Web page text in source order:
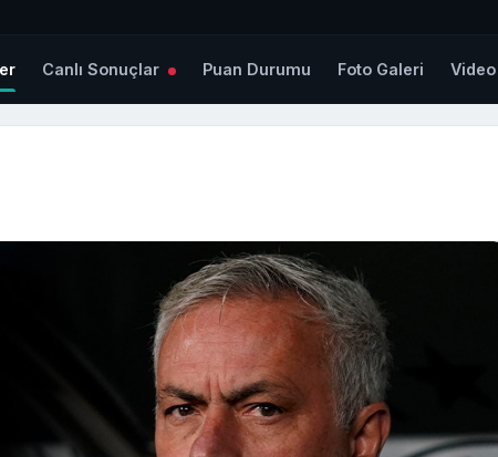
Canlı Sonuçlar Puan Durumu Foto Galeri Video